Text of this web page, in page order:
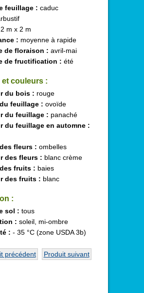
feuillage : caduc
2 m x 2 m
: moyenne à rapide
de floraison : avril-mai
de fructification : été
et couleurs :
du bois : rouge
feuillage : ovoïde
du feuillage : panaché
du feuillage en automne :
fleurs : ombelles
des fleurs : blanc crème
fruits : baies
des fruits : blanc
:
sol : tous
: soleil, mi-ombre
: - 35 °C (zone USDA 3b)
précédent Produit suivant